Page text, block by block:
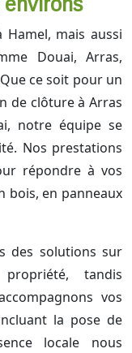
mais aussi
Douai, Arras,
ce soit pour un
de clôture à Arras
notre équipe se
Nos prestations
répondre à vos
bois, en panneaux
des solutions sur
tandis
vos
la pose de
locale nous